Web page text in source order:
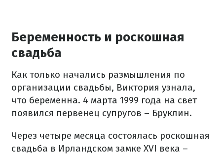
Беременность и роскошная
свадьба
Как только начались размышления по
организации свадьбы, Виктория узнала,
что беременна. 4 марта 1999 года на свет
появился первенец супругов – Бруклин.
Через четыре месяца состоялась роскошная
свадьба в Ирландском замке XVI века –